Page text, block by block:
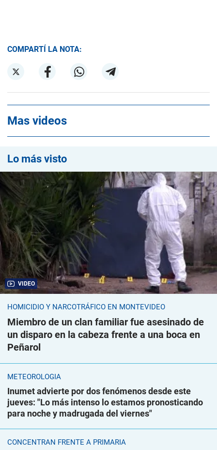
COMPARTÍ LA NOTA:
Mas videos
Lo más visto
VIDEO
HOMICIDIO Y NARCOTRÁFICO EN MONTEVIDEO
Miembro de un clan familiar fue asesinado de
un disparo en la cabeza frente a una boca en
Peñarol
METEOROLOGÍA
Inumet advierte por dos fenómenos desde este
jueves: "Lo más intenso lo estamos pronosticando
para noche y madrugada del viernes"
CONCENTRAN FRENTE A PRIMARIA